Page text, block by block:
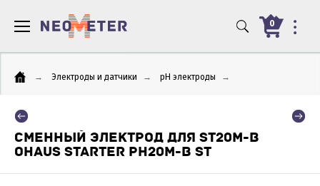
0
→ Электроды и датчики → pH электроды →
СМЕННЫЙ ЭЛЕКТРОД ДЛЯ ST20M-B
OHAUS STARTER PH20М-В ST